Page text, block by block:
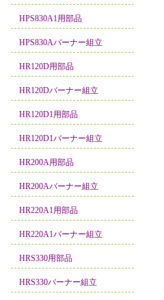
HPS830A1用部品
HPS830Aバーナー組立
HR120D用部品
HR120Dバーナー組立
HR120D1用部品
HR120D1バーナー組立
HR200A用部品
HR200Aバーナー組立
HR220A1用部品
HR220A1バーナー組立
HRS330用部品
HRS330バーナー組立